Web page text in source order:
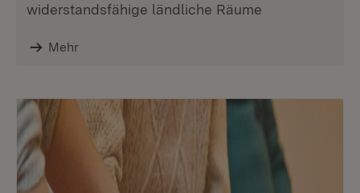
widerstandsfähige ländliche Räume
Mehr